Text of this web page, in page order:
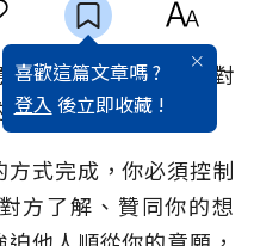
喜歡這篇文章嗎 ?
登入 後立即收藏 !
不受重視，像是在對
尊重與合作？
式完成，你必須控制
方了解、贊同你的想